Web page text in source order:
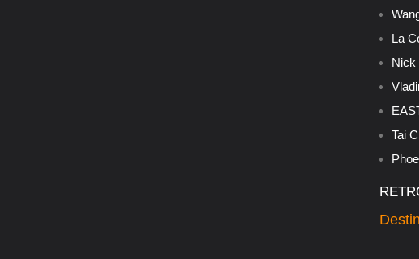
La
Nick
Tai